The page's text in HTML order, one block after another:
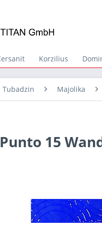
Korzilius
Tubadzin Majolika
15